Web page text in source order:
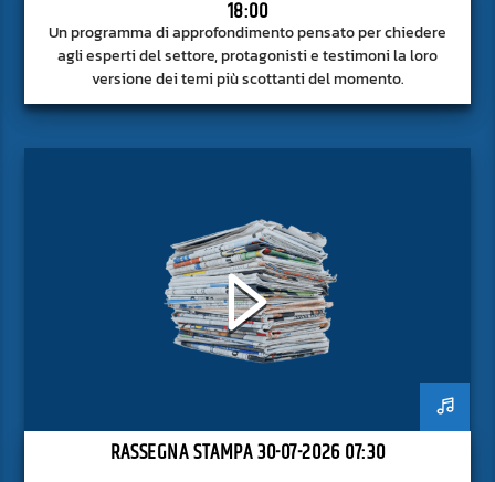
18:00
Un programma di approfondimento pensato per chiedere
agli esperti del settore, protagonisti e testimoni la loro
versione dei temi più scottanti del momento.
RASSEGNA STAMPA 30-07-2026 07:30